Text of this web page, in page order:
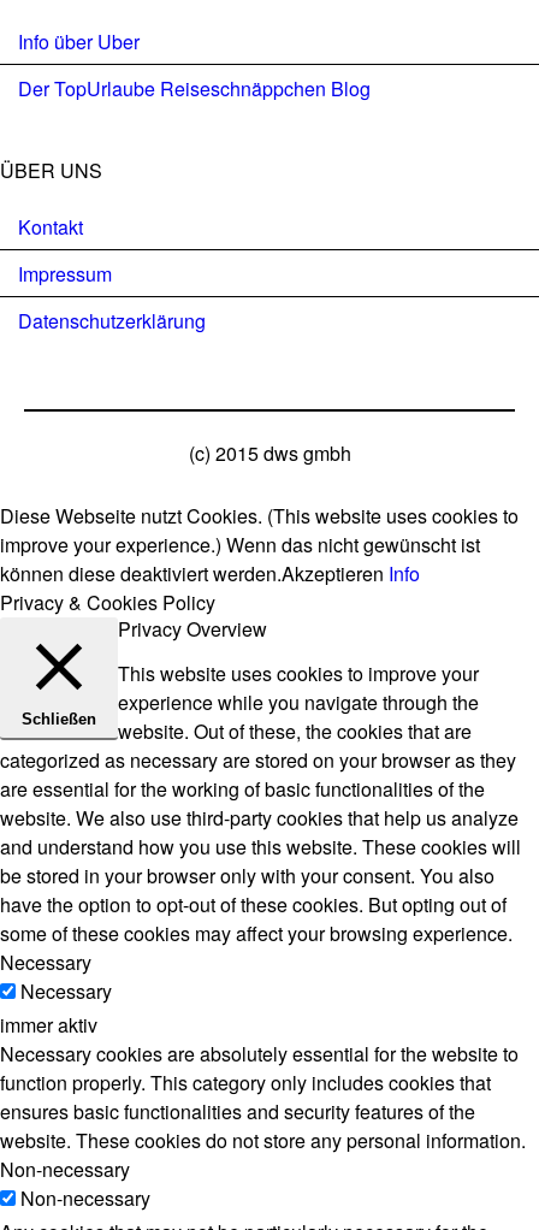
Info über Uber
Der TopUrlaube Reiseschnäppchen Blog
ÜBER UNS
Kontakt
Impressum
Datenschutzerklärung
(c) 2015 dws gmbh
Diese Webseite nutzt Cookies. (This website uses cookies to
improve your experience.) Wenn das nicht gewünscht ist
können diese deaktiviert werden.Akzeptieren Info
Privacy & Cookies Policy
Schließen
Privacy Overview
This website uses cookies to improve your
experience while you navigate through the
website. Out of these, the cookies that are
categorized as necessary are stored on your browser as they
are essential for the working of basic functionalities of the
website. We also use third-party cookies that help us analyze
and understand how you use this website. These cookies will
be stored in your browser only with your consent. You also
have the option to opt-out of these cookies. But opting out of
some of these cookies may affect your browsing experience.
Necessary
Necessary
immer aktiv
Necessary cookies are absolutely essential for the website to
function properly. This category only includes cookies that
ensures basic functionalities and security features of the
website. These cookies do not store any personal information.
Non-necessary
Non-necessary